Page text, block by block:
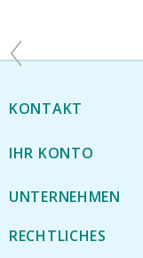
KONTAKT
IHR KONTO
UNTERNEHMEN
RECHTLICHES